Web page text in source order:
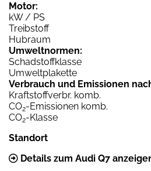
Motor:
kW / PS
Treibstoff
Hubraum
Umweltnormen:
Schadstoffklasse
Umweltplakette
Verbrauch und Emissionen
Kraftstoffverbr. komb.
CO2-Emissionen komb.
CO2-Klasse
Standort
Details zum Audi Q7